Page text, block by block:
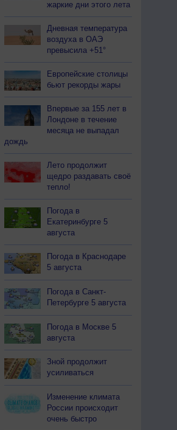
жаркие дни этого лета
Дневная температура
воздуха в ОАЭ
превысила +51°
Европейские столицы
бьют рекорды жары
Впервые за 155 лет в
Лондоне в течение
месяца не выпадал
дождь
Лето продолжит
щедро раздавать своё
тепло!
Погода в
Екатеринбурге 5
августа
Погода в Краснодаре
5 августа
Погода в Санкт-
Петербурге 5 августа
Погода в Москве 5
августа
Зной продолжит
усиливаться
Изменение климата
России происходит
очень быстро